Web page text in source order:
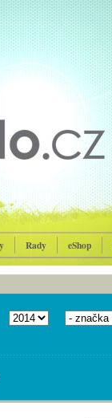
Rady eShop